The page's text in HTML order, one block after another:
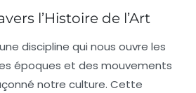
l’Histoire de l’Art
discipline qui nous ouvre les
époques et des mouvements
notre culture. Cette